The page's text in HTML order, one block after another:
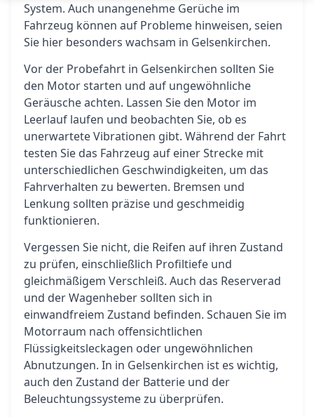
System. Auch unangenehme Gerüche im
Fahrzeug können auf Probleme hinweisen, seien
Sie hier besonders wachsam in Gelsenkirchen.
Vor der Probefahrt in Gelsenkirchen sollten Sie
den Motor starten und auf ungewöhnliche
Geräusche achten. Lassen Sie den Motor im
Leerlauf laufen und beobachten Sie, ob es
unerwartete Vibrationen gibt. Während der Fahrt
testen Sie das Fahrzeug auf einer Strecke mit
unterschiedlichen Geschwindigkeiten, um das
Fahrverhalten zu bewerten. Bremsen und
Lenkung sollten präzise und geschmeidig
funktionieren.
Vergessen Sie nicht, die Reifen auf ihren Zustand
zu prüfen, einschließlich Profiltiefe und
gleichmäßigem Verschleiß. Auch das Reserverad
und der Wagenheber sollten sich in
einwandfreiem Zustand befinden. Schauen Sie im
Motorraum nach offensichtlichen
Flüssigkeitsleckagen oder ungewöhnlichen
Abnutzungen. In in Gelsenkirchen ist es wichtig,
auch den Zustand der Batterie und der
Beleuchtungssysteme zu überprüfen.